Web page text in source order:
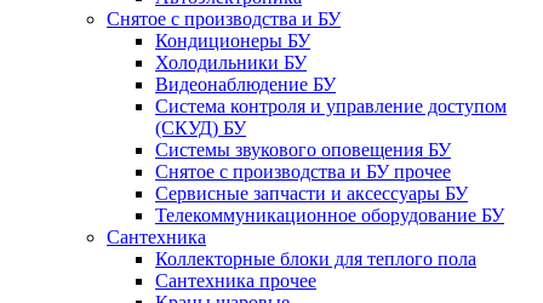
Снятое с производства и БУ
Кондиционеры БУ
Холодильники БУ
Видеонаблюдение БУ
Система контроля и управление доступом
(СКУД) БУ
Системы звукового оповещения БУ
Снятое с производства и БУ прочее
Сервисные запчасти и аксессуары БУ
Телекоммуникационное оборудование БУ
Сантехника
Коллекторные блоки для теплого пола
Сантехника прочее